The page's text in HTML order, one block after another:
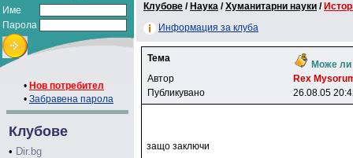
Име
Парола
• Нов потребител
• Забравена парола
Клубове
• Dir.bg
Клубове / Наука /Хуманитарни науки /
Информация за клуба
Тема
Може ли
Автор
Rex
Публикувано
26.08.05
защо заключи